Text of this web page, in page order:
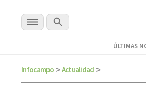
ÚLTIMAS
Infocampo > Actualidad >